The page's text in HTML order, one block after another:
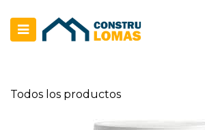
Todos los productos